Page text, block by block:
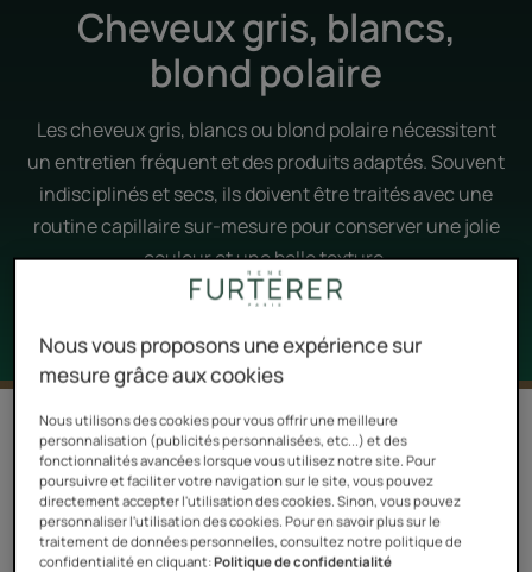
Cheveux gris, blancs,
blond polaire
Les cheveux gris, blancs ou blond polaire nécessitent
un entretien fréquent et des produits adaptés. Souvent
indisciplinés et secs, ils doivent être traités avec une
routine capillaire sur-mesure pour conserver une jolie
couleur et une belle texture.
Filtrer les produits
5 résultats pour "Cheveux gris, blancs,
blond polaire"
Nous vous proposons une expérience sur
mesure grâce aux cookies
Nous utilisons des cookies pour vous offrir une meilleure
personnalisation (publicités personnalisées, etc...) et des
fonctionnalités avancées lorsque vous utilisez notre site. Pour
poursuivre et faciliter votre navigation sur le site, vous pouvez
directement accepter l'utilisation des cookies. Sinon, vous pouvez
personnaliser l'utilisation des cookies. Pour en savoir plus sur le
traitement de données personnelles, consultez notre politique de
confidentialité en cliquant:Politique de confidentialité